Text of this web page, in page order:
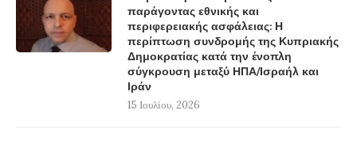
παράγοντας εθνικής και
περιφερειακής ασφάλειας: Η
περίπτωση συνδρομής της Κυπριακής
Δημοκρατίας κατά την ένοπλη
σύγκρουση μεταξύ ΗΠΑ/Ισραήλ και
Ιράν
15 Ιουλίου, 2026